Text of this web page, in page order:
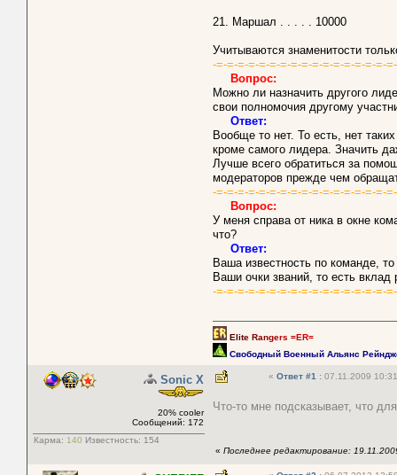
21. Маршал . . . . . 10000
Учитываются знаменитости
-=-=-=-=-=-=-=-=-=-=-=-=-=-=-=-=-
Вопрос:
Можно ли назначить другого
свои полномочия другому
Ответ:
Вообще то нет. То есть, нет
кроме самого лидера. Значить
Лучше всего обратиться за
модераторов прежде чем
-=-=-=-=-=-=-=-=-=-=-=-=-=-=-=-=-
Вопрос:
У меня справа от ника в окне
что?
Ответ:
Ваша известность по команде,
Ваши очки званий, то есть вклад
-=-=-=-=-=-=-=-=-=-=-=-=-=-=-=-=-
Elite Rangers =ER=
Свободный Военный Альянс
Sonic X
20% cooler
Сообщений: 172
Карма: 140 Известность: 154
« Ответ #1 : 07.11.2009
Что-то мне подсказывает, что
« Последнее редактирование: